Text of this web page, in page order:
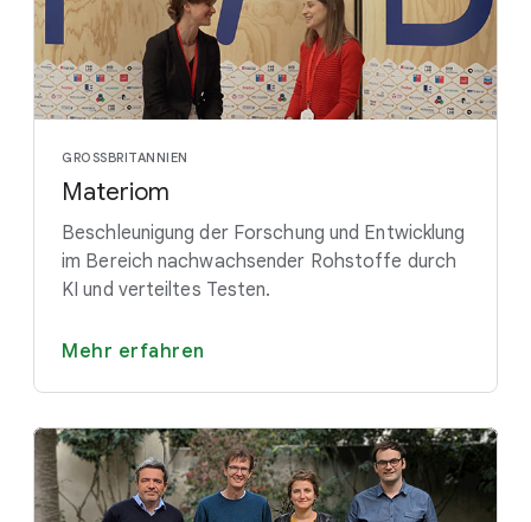
GROSSBRITANNIEN
Materiom
Beschleunigung der Forschung und Entwicklung
im Bereich nachwachsender Rohstoffe durch
KI und verteiltes Testen.
Mehr erfahren